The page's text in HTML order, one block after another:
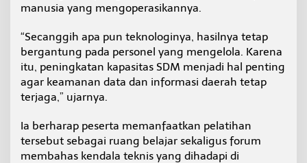
manusia yang mengoperasikannya.
“Secanggih apa pun teknologinya, hasilnya tetap
bergantung pada personel yang mengelola. Karena
itu, peningkatan kapasitas SDM menjadi hal penting
agar keamanan data dan informasi daerah tetap
terjaga,” ujarnya.
Ia berharap peserta memanfaatkan pelatihan
tersebut sebagai ruang belajar sekaligus forum
membahas kendala teknis yang dihadapi di